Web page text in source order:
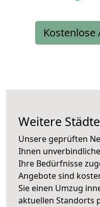
Kostenlose
Weitere
Unsere geprüften
Ihnen
Ihre Bedürfnisse
Angebote sind
Sie einen Umzug
aktuellen Standorts